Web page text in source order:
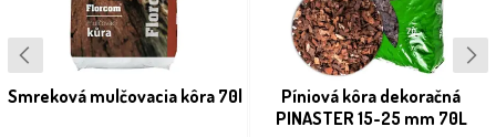
Smreková mulčovacia kôra 70l
Píniová kôra dekoračná
PINASTER 15-25 mm 70L